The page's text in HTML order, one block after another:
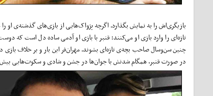
بازیگری‌اش را به نمایش بگذارد. اگرچه پژواک‌هایی از بازی‌های گذشته‌ی
تازه‌ای را وارد بازی او می‌کنند: قنبر با بازی او آدمی ساده دل است
چنین سن‌و‌سال صاحب بچه‌ی تازه‌ای بشوند. مهران‌فر این بار و بر خلاف
در صورت قنبر، همگام شدنش با جوان‌‌ها در جشن و شادی و سکوت‌هایی